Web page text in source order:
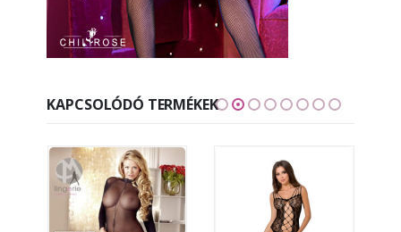
KAPCSOLÓDÓ TERMÉKEK